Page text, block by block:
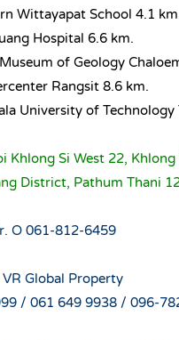
Wittayapat School 4.1
Hospital 6.6 km.
of Geology
Rangsit 8.6 km.
University of
Khlong Si West 22,
District, Pathum Thani
O 061-812-6459
Global Property
/ 061 649 9938 / 096-